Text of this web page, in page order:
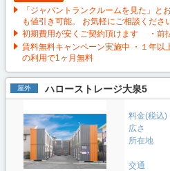
「ジャパントランクルームを見た」と
も値引き可能。 お気軽にご相談くださ
初期費用が安くご契約頂けます ・前
賃料無料キャンペーン実施中 ・１年以
の利用で1ヶ月無料
屋外 ハローストレージ大泉5
料金(税込)
広さ
所在地
交通